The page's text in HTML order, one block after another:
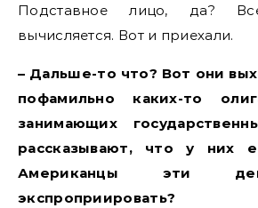
Подставное лицо, да?
вычисляется. Вот и приехали.
– Дальше-то что? Вот они
пофамильно каких-то
занимающих
рассказывают, что у них
Американцы эти
экспроприировать?